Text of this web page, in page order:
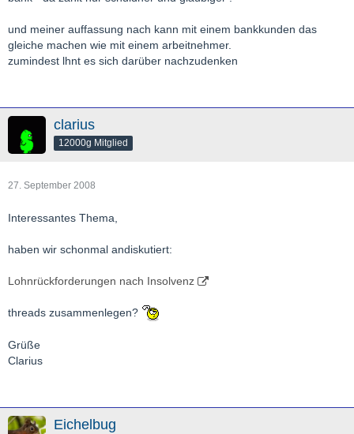
und meiner auffassung nach kann mit einem bankkunden das
gleiche machen wie mit einem arbeitnehmer.
zumindest lhnt es sich darüber nachzudenken
clarius
12000g Mitglied
27. September 2008
Interessantes Thema,
haben wir schonmal andiskutiert:
Lohnrückforderungen nach Insolvenz
threads zusammenlegen?
Grüße
Clarius
Eichelbug